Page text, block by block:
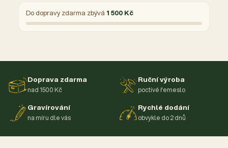
Do dopravy zdarma zbývá 1 500 Kč
Doprava zdarma
nad 1500 Kč
Ruční výroba
poctivé řemeslo
Gravírování
na míru dle vás
Rychlé dodání
obvykle do 2 dnů